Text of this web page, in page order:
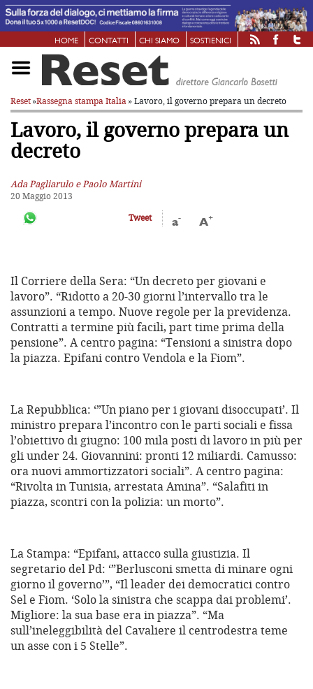
HOME CONTATTI CHI SIAMO SOSTIENICI
Reset»Rassegna stampa Italia» Lavoro, il governo prepara un decreto
Lavoro, il governo prepara un
decreto
Ada Pagliarulo e Paolo Martini
20 Maggio 2013
Tweet
a- A+
Il Corriere della Sera: “Un decreto per giovani e
lavoro”. “Ridotto a 20-30 giorni l’intervallo tra le
assunzioni a tempo. Nuove regole per la previdenza.
Contratti a termine più facili, part time prima della
pensione”. A centro pagina: “Tensioni a sinistra dopo
la piazza. Epifani contro Vendola e la Fiom”.
La Repubblica: ‘”Un piano per i giovani disoccupati’. Il
ministro prepara l’incontro con le parti sociali e fissa
l’obiettivo di giugno: 100 mila posti di lavoro in più per
gli under 24. Giovannini: pronti 12 miliardi. Camusso:
ora nuovi ammortizzatori sociali”. A centro pagina:
“Rivolta in Tunisia, arrestata Amina”. “Salafiti in
piazza, scontri con la polizia: un morto”.
La Stampa: “Epifani, attacco sulla giustizia. Il
segretario del Pd: ‘”Berlusconi smetta di minare ogni
giorno il governo’”, “Il leader dei democratici contro
Sel e Fiom. ‘Solo la sinistra che scappa dai problemi’.
Migliore: la sua base era in piazza”. “Ma
sull’ineleggibilità del Cavaliere il centrodestra teme
un asse con i 5 Stelle”.